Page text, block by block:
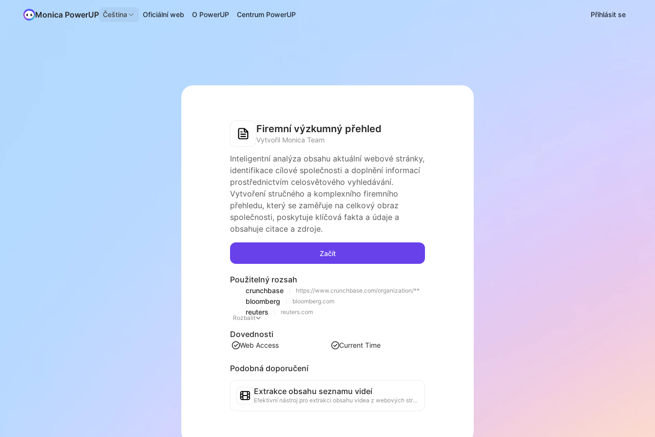
Monica PowerUP Čeština Oficiální web O PowerUP Centrum PowerUP Přihlásit se
Firemní výzkumný přehled
Vytvořil Monica Team
Inteligentní analýza obsahu aktuální webové stránky,
identifikace cílové společnosti a doplnění informací
prostřednictvím celosvětového vyhledávání.
Vytvoření stručného a komplexního firemního
přehledu, který se zaměřuje na celkový obraz
společnosti, poskytuje klíčová fakta a údaje a
obsahuje citace a zdroje.
Začít
Použitelný rozsah
crunchbase https://www.crunchbase.com/organization/**
bloomberg bloomberg.com
reuters
reuters.com
Rozbalit
Dovednosti
Web Access Current Time
Podobná doporučení
Extrakce obsahu seznamu videí
Efektivní nástroj pro extrakci obsahu videa z webových stránek, který dokáže rychle procházet webové stránky a uspořádat informace o videích do strukturované tabulky Markdown.